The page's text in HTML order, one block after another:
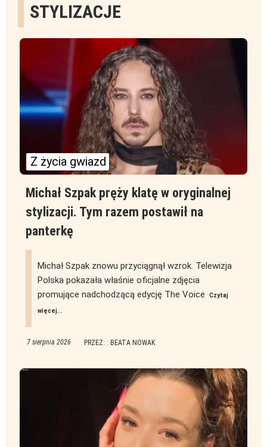
STYLIZACJE
Z życia gwiazd
Michał Szpak pręży klatę w oryginalnej
stylizacji. Tym razem postawił na
panterkę
Michał Szpak znowu przyciągnął wzrok. Telewizja
Polska pokazała właśnie oficjalne zdjęcia
promujące nadchodzącą edycję The Voice
Czytaj
więcej...
7 sierpnia 2026 PRZEZ: : BEATA NOWAK